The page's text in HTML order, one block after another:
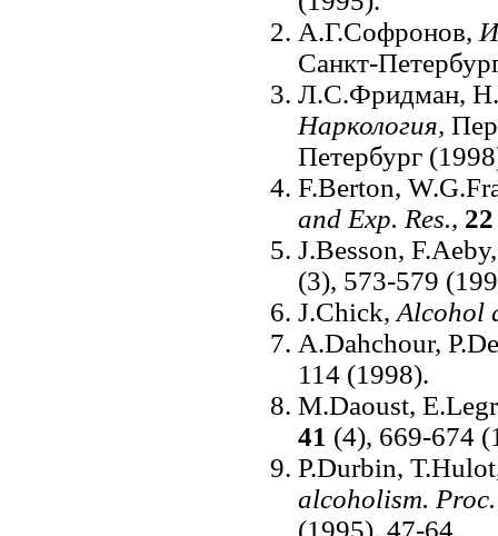
А.Г.Софронов,
Санкт-
Л.С.Фридман,
Наркология,
Петербург
F.Berton,
and Exp. Res.,
J.Besson,
(3), 573-579
J.Chick, Alcohol
A.Dahchour,
114 (1998).
M.Daoust,
41 (4), 669-674
P.Durbin,
alcoholism.